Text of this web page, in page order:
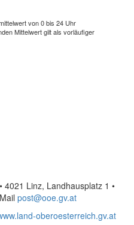
von 0 bis 24 Uhr
Mittelwert gilt als vorläufiger
4021 Linz, Landhausplatz 1 •
post@ooe.gv.at
oberoesterreich.gv.at